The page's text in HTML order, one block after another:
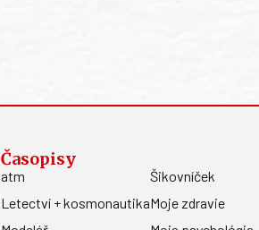
Časopisy
atm
Letectví + kosmonautika
Šikovníček
Moje zdravie